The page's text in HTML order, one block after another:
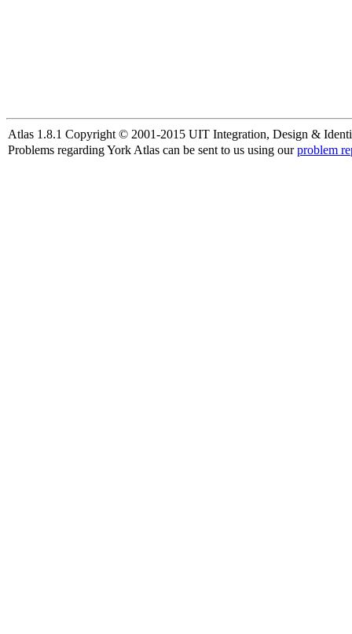
Atlas 1.8.1 Copyright © 2001-2015 UIT Integration, Design &
Problems regarding York Atlas can be sent to us using ourproblem